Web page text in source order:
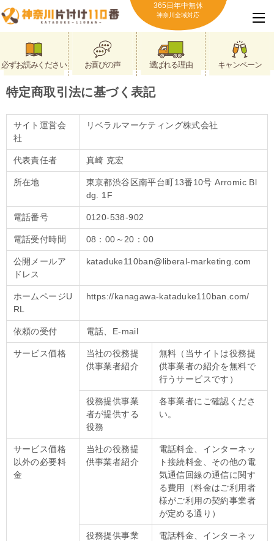
365日年中無休
神奈川全域対応
必ずお読みください お喜びの声 選ばれる理由 キャンペーン
特定商取引法に基づく表記
サイト運営会
社
リベラルマーケティング株式会社
代表責任者 真崎 克宏
所在地
東京都渋谷区南平台町13番10号 Arromic Bl
dg. 1F
電話番号 0120-538-902
電話受付時間 08：00～20：00
公開メールア
ドレス
kataduke110ban@liberal-marketing.com
ホームページU
RL
https://kanagawa-kataduke110ban.com/
依頼の受付 電話、E-mail
サービス価格
当社の役務提
供事業者紹介
無料（当サイトは役務提
供事業者の紹介を無料で
行うサービスです）
役務提供事業
者が提供する
役務
各事業者にご確認くださ
い。
サービス価格
以外の必要料
金
当社の役務提
供事業者紹介
電話料金、インターネッ
ト接続料金、その他の電
気通信回線の通信に関す
る費用（料金はご利用者
様がご利用の契約事業者
が定める通り）
役務提供事業
電話料金、インターネッ